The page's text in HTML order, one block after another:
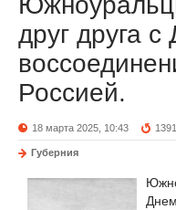
друг друга с
Россией.
18 марта 2025, 10:43 1391
Губерния